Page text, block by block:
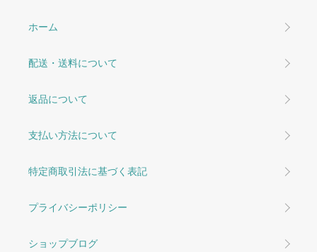
ホーム
配送・送料について
返品について
支払い方法について
特定商取引法に基づく表記
プライバシーポリシー
ショップブログ